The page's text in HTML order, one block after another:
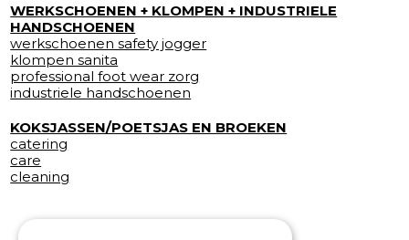
WERKSCHOENEN + KLOMPEN + INDUSTRIELE
HANDSCHOENEN
werkschoenen safety jogger
klompen sanita
professional foot wear zorg
industriele handschoenen
KOKSJASSEN/POETSJAS EN BROEKEN
catering
care
cleaning